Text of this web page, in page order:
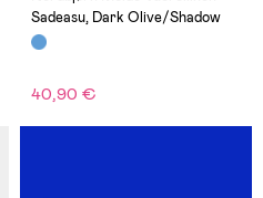
Sadeasu, Dark Olive/Shadow
40,90 €